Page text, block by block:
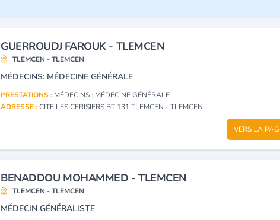
GUERROUDJ FAROUK - TLEMCEN
TLEMCEN - TLEMCEN
MÉDECINS: MÉDECINE GÉNÉRALE
PRESTATIONS : MÉDECINS : MÉDECINE GÉNÉRALE
ADRESSE :CITE LES CERISIERS BT 131 TLEMCEN - TLEMCEN
VERS LA
BENADDOU MOHAMMED - TLEMCEN
TLEMCEN - TLEMCEN
MÉDECIN GÉNÉRALISTE